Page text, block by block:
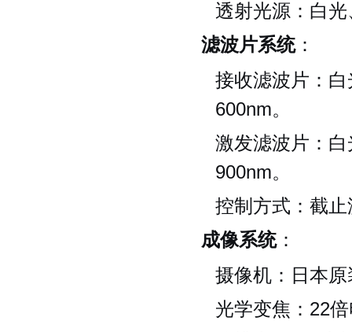
透射光源：白
滤波片系统：
接收滤波片：
600nm。
激发滤波片：
900nm。
控制方式：截
成像系统：
摄像机：日本
光学变焦：22